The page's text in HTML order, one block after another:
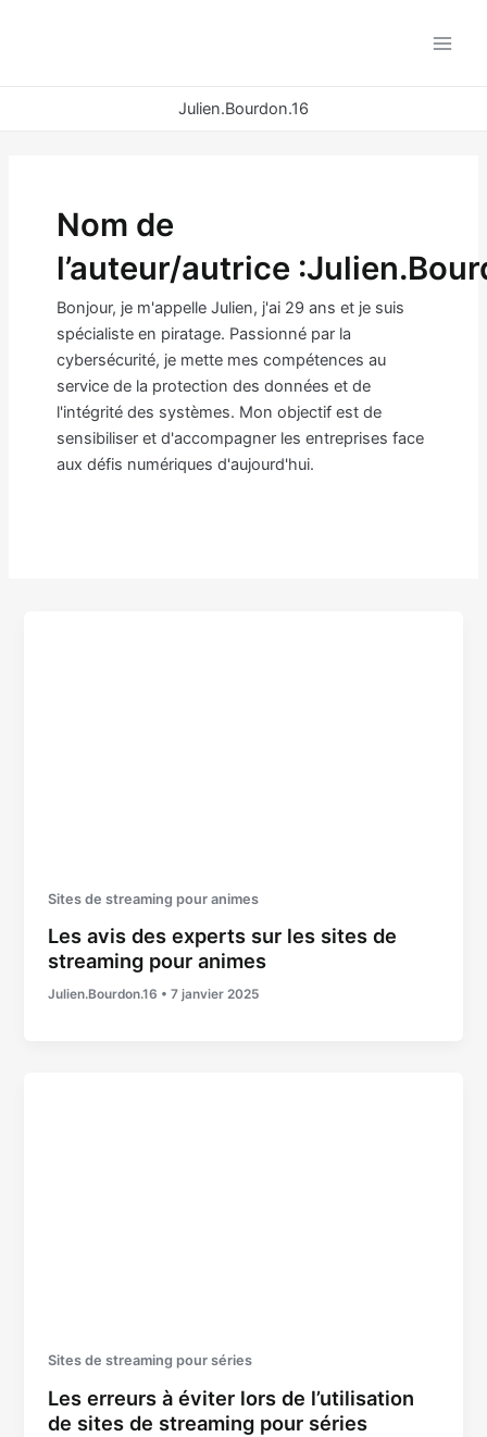
Julien.Bourdon.16
Nom de
l’auteur/autrice
Bonjour, je m'appelle Julien, j'ai 29 ans et je suis
spécialiste en piratage. Passionné par la
cybersécurité, je mette mes compétences au
service de la protection des données et de
l'intégrité des systèmes. Mon objectif est de
sensibiliser et d'accompagner les entreprises face
aux défis numériques d'aujourd'hui.
Sites de streaming pour animes
Les avis des experts sur les sites de
streaming pour animes
Julien.Bourdon.16 •7 janvier 2025
Sites de streaming pour séries
Les erreurs à éviter lors de l’utilisation
de sites de streaming pour séries